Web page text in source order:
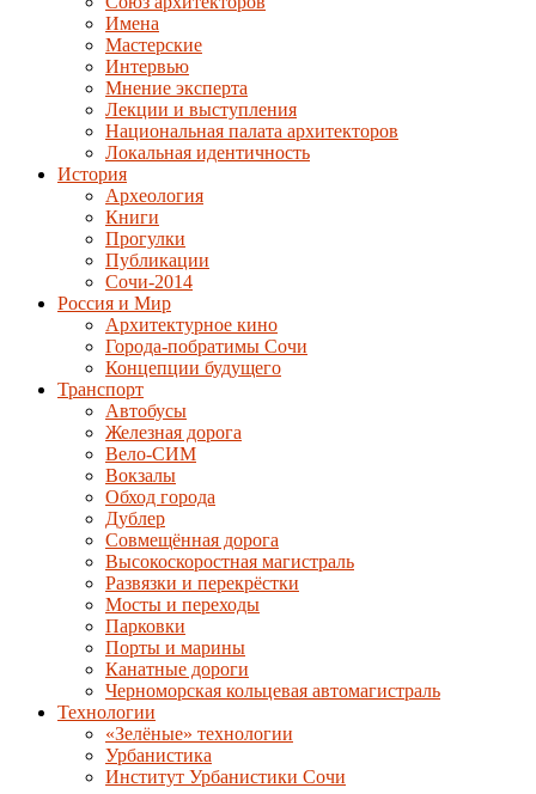
Имена
Мастерские
Интервью
Мнение эксперта
Лекции и выступления
Национальная палата архитекторов
Локальная идентичность
История
Археология
Книги
Прогулки
Публикации
Сочи-2014
Россия и Мир
Архитектурное кино
Города-побратимы Сочи
Концепции будущего
Транспорт
Автобусы
Железная дорога
Вело-СИМ
Вокзалы
Обход города
Дублер
Совмещённая дорога
Высокоскоростная магистраль
Развязки и перекрёстки
Мосты и переходы
Парковки
Порты и марины
Канатные дороги
Черноморская кольцевая автомагистраль
Технологии
«Зелёные» технологии
Урбанистика
Институт Урбанистики Сочи